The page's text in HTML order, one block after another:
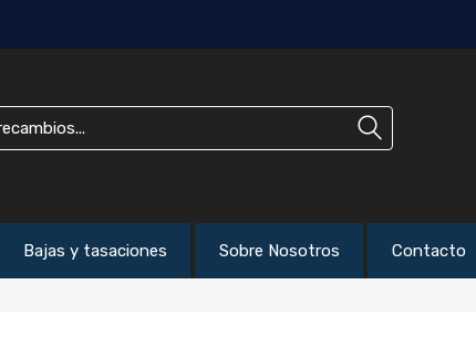
Bajas y tasaciones Sobre Nosotros Contacto